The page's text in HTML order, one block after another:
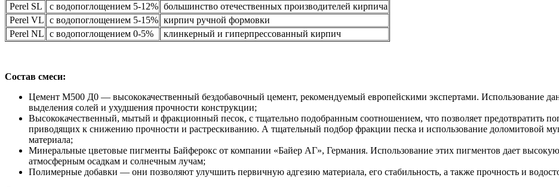
Perel SL
с водопоглощением 5-12% большинство отечественных производителей кирпича
Perel VL с водопоглощением 5-15% кирпич ручной формовки
Perel NL с водопоглощением 0-5% клинкерный и гиперпрессованный кирпич
Состав смеси:
Цемент М500 Д0 — высококачественный бездобавочный цемент, рекомендуемый европейскими экспертами. Использование
выделения солей и ухудшения прочности конструкции;
Высококачественный, мытый и фракционный песок, с тщательно подобранным соотношением, что позволяет предотвратить
приводящих к снижению прочности и растрескиванию. А тщательный подбор фракции песка и использование доломитовой
материала;
Минеральные цветовые пигменты Байферокс от компании «Байер АГ», Германия. Использование этих пигментов дает
атмосферным осадкам и солнечным лучам;
Полимерные добавки — они позволяют улучшить первичную адгезию материала, его стабильность, а также прочность и